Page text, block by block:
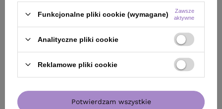
wprowadzeniem obniżki:96,90 zł 0%
Cena katalogowa:
130,00 zł -25%
Do koszyka
wprowadzeniem
Cena katalogowa:
Funkcjonalne pliki cookie (wymagane)
Zawsze
aktywne
Analityczne pliki cookie
Reklamowe pliki cookie
Potwierdzam wszystkie